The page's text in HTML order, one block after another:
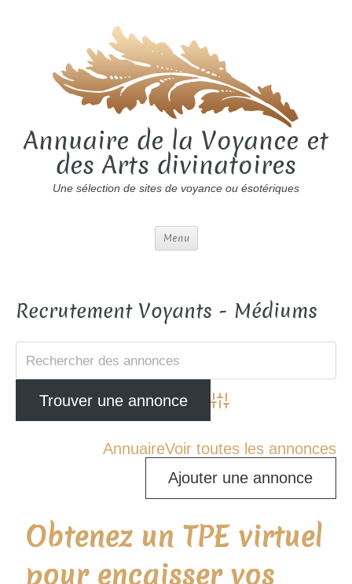
Annuaire de la Voyance et
des Arts divinatoires
Une sélection de sites de voyance ou ésotériques
Menu
Recrutement Voyants - Médiums
Advanced Search
AnnuaireVoir toutes les annonces
Ajouter une annonce
Obtenez un TPE virtuel
pour encaisser vos